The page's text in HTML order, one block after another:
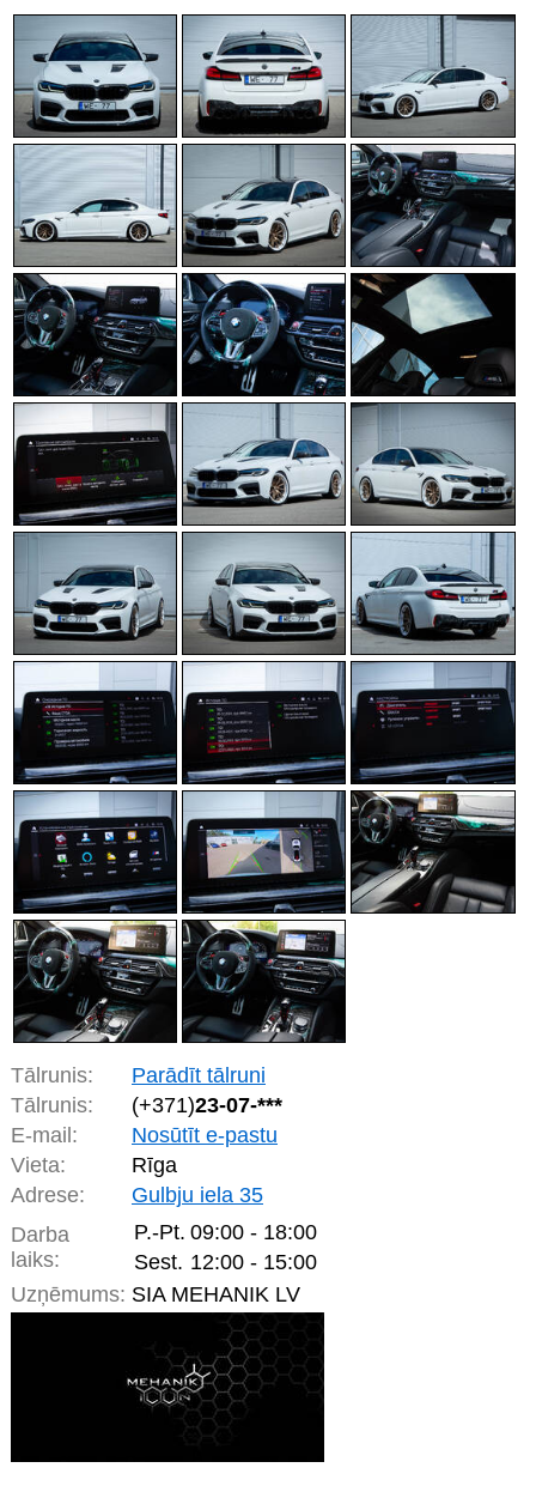
Tālrunis:
Parādīt tālruni
Tālrunis:
(+371)23-07-***
E-mail:
Nosūtīt e-pastu
Vieta:
Rīga
Adrese:
Gulbju iela 35
Darba
laiks:
P.-Pt. 09:00 - 18:00
Sest. 12:00 - 15:00
Uzņēmums: SIA MEHANIK LV